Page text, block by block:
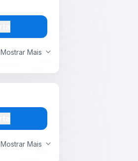
Mostrar Mais
Mostrar Mais